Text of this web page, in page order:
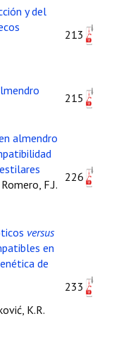
y del
213
215
almendro
F.J.
226
versus
en
de
K.R.
233